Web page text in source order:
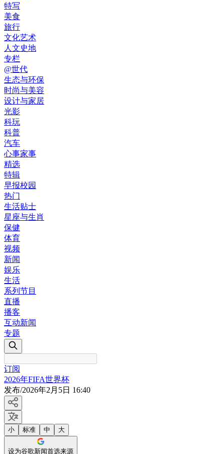
特写
美食
旅行
文化艺术
人文史地
专栏
@世代
生态与环保
时尚与美容
设计与家居
光影
科玩
科普
汽车
心事家事
精选
特辑
早报校园
热门
生活贴士
星座与生肖
保健
体育
视频
新闻
娱乐
生活
系列节目
直播
播客
互动新闻
专题
订阅
2026年FIFA世界杯
发布/2026年2月5日 16:40
小 标准 中 大
设为谷歌新闻首选来源